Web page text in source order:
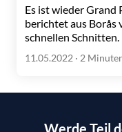
Es ist wieder Grand
berichtet aus Borås
schnellen Schnitten.
11.05.2022 · 2
Werde Teil